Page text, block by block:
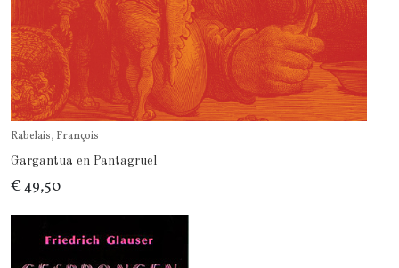
Rabelais, François
Gargantua en Pantagruel
€ 49,50